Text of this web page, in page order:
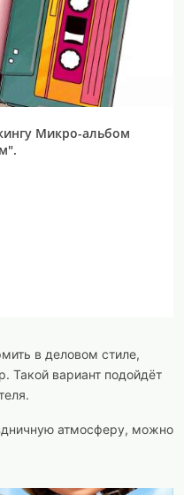
Микро-альбом
в деловом стиле,
Такой вариант подойдёт
атмосферу, можно